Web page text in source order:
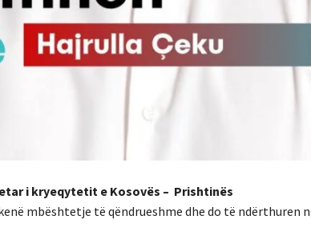
i kryeqytetit e Kosovës – Prishtinës
mbështetje të qëndrueshme dhe do të ndërthuren